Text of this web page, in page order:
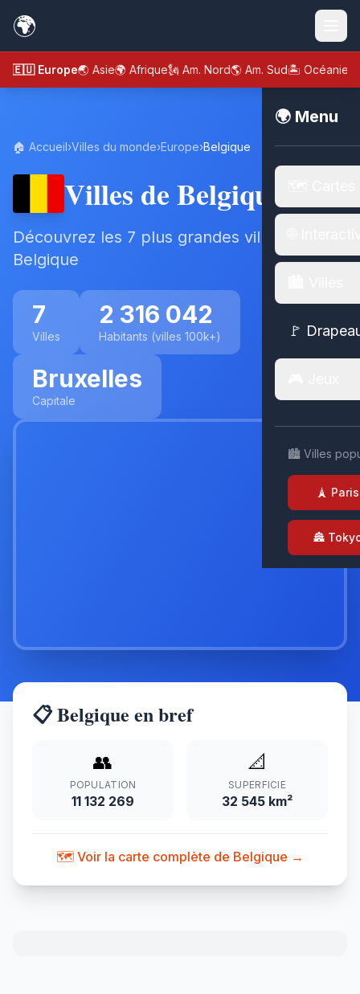
🌍
🇪🇺 Europe🌏 Asie🌍 Afrique🗽 Am. Nord🌎 Am. Sud🏝️ Océanie
🌍 Menu
🚩
🏙️ Villes
🗼 Paris
🏯
🏠 Accueil›Villes du monde›Europe›Belgique
Villes de Belgique
Découvrez les 7 plus grandes villes de
Belgique
7
Villes
2 316 042
Habitants (villes 100k+)
Bruxelles
Capitale
📋 Belgique en bref
👥
POPULATION
11 132 269
📐
SUPERFICIE
32 545 km²
🗺️ Voir la carte complète de Belgique →